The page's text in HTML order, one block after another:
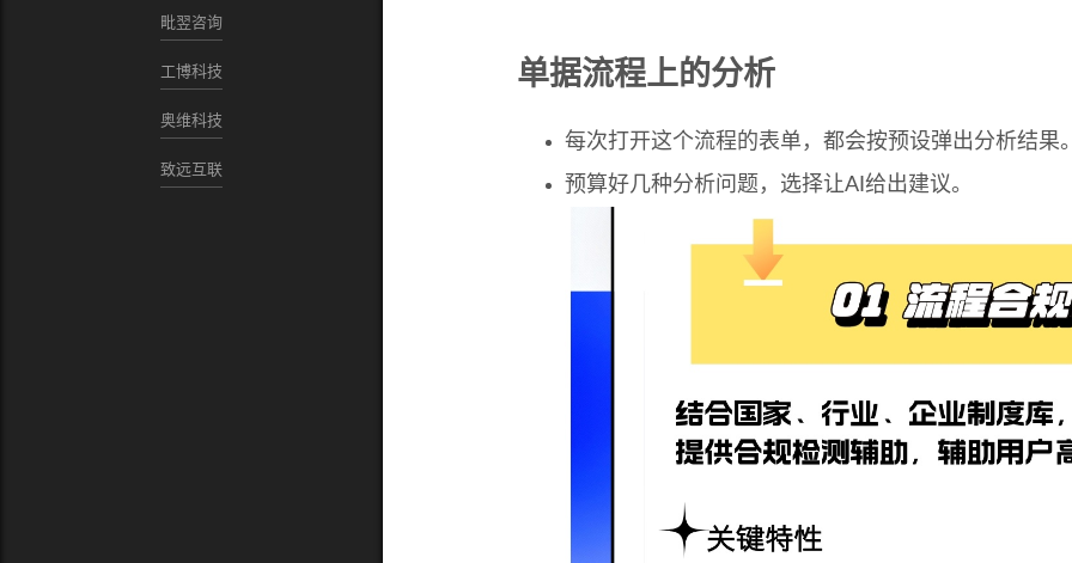
毗翌咨询
工博科技
奥维科技
致远互联
单据流程上的分析
每次打开这个流程的表单，都会按预设弹出分析结果
预算好几种分析问题，选择让AI给出建议。